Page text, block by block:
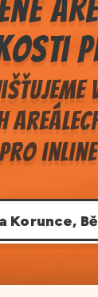
Korunce,